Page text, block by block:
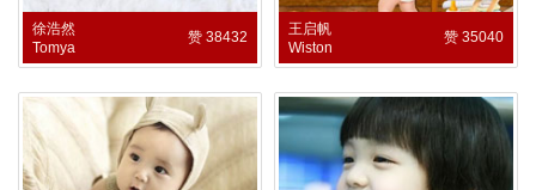
徐浩然
Tomya
赞 38432
王启帆
Wiston
赞 35040